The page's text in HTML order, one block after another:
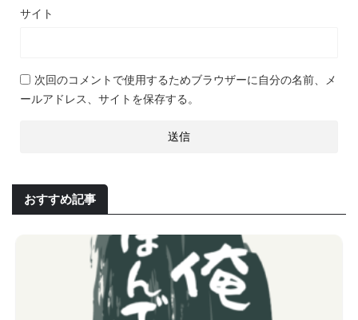
サイト
次回のコメントで使用するためブラウザーに自分の名前、メ
ールアドレス、サイトを保存する。
おすすめ記事